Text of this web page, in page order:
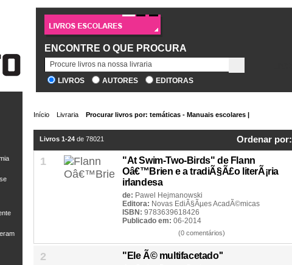
ENCONTRE O QUE PROCURA
LIVROS AUTORES EDITORAS
Início Livraria Procurar livros por: temáticas - Manuais escolares |
Livros 1-24 de 78021 Ordenar por:
1
"At Swim-Two-Birds" de Flann
Oâ€™Brien e a tradiÃ§Ã£o literÃ¡ria
irlandesa
de: Pawel Hejmanowski
Editora: Novas EdiÃ§Ãµes AcadÃ©micas
ISBN: 9783639618426
Publicado em: 06-2014
(0 comentários)
2 "Ele Ã© multifacetado''